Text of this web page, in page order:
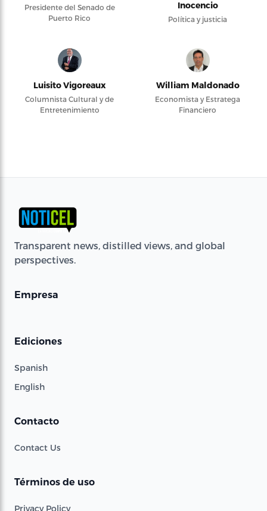
Presidente del Senado de
Puerto Rico
Inocencio
Política y justicia
Luisito Vigoreaux
Columnista Cultural y de
Entretenimiento
William Maldonado
Economista y Estratega
Financiero
Transparent news, distilled views, and global
perspectives.
Empresa
Ediciones
Spanish
English
Contacto
Contact Us
Términos de uso
Privacy Policy